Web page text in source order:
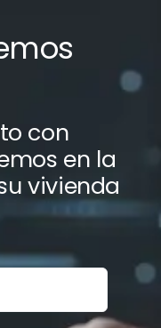
con
en la
vivienda